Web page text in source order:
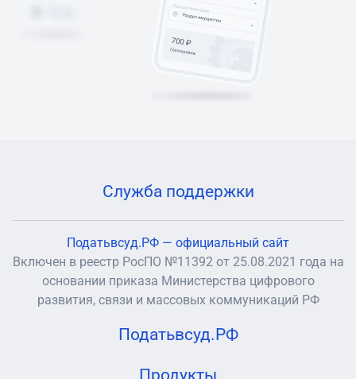
Служба поддержки
Податьвсуд.РФ — официальный сайт
Включен в реестр РосПО №11392 от 25.08.2021 года на
основании приказа Министерства цифрового
развития, связи и массовых коммуникаций РФ
Податьвсуд.РФ